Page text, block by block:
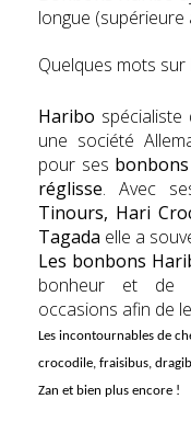
longue (supérieure
Quelques mots sur
Haribo
une société
pour ses
réglisse. Avec
Tinours, Hari
Tagada elle a
Les bonbons
bonheur et de
occasions afin de
Les incontournables de
crocodile, fraisibus,
Zan et bien plus encore !